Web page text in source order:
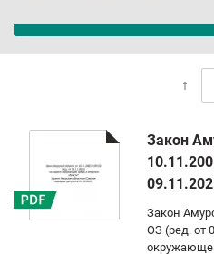
↑
Закон
Закон
ОЗ (ред. от